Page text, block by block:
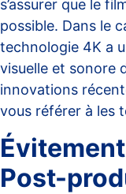
s’assurer que le
possible. Dans le
technologie 4K a
visuelle et sonore
innovations
vous référer à les
Post-